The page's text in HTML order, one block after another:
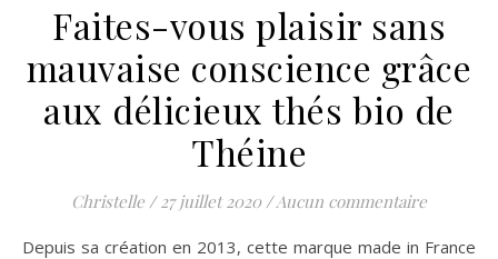
Faites-vous plaisir sans
mauvaise conscience grâce
aux délicieux thés bio de
Théine
Christelle / 27 juillet 2020 /Aucun commentaire
Depuis sa création en 2013, cette marque made in France